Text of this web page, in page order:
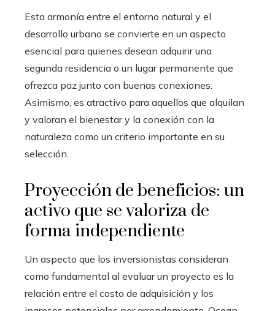
Esta armonía entre el entorno natural y el
desarrollo urbano se convierte en un aspecto
esencial para quienes desean adquirir una
segunda residencia o un lugar permanente que
ofrezca paz junto con buenas conexiones.
Asimismo, es atractivo para aquellos que alquilan
y valoran el bienestar y la conexión con la
naturaleza como un criterio importante en su
selección.
Proyección de beneficios: un
activo que se valoriza de
forma independiente
Un aspecto que los inversionistas consideran
como fundamental al evaluar un proyecto es la
relación entre el costo de adquisición y los